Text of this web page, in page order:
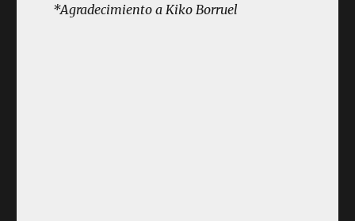
*Agradecimiento a Kiko Borruel